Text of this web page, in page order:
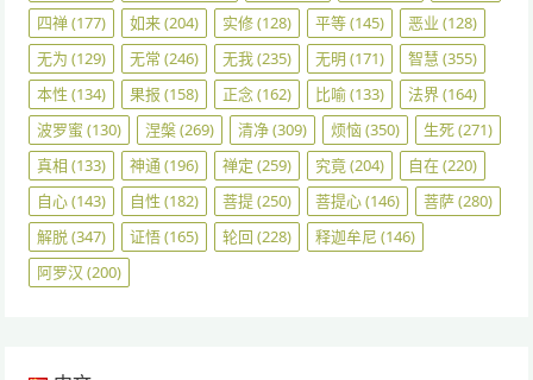
四禅(177) 如来(204) 实修(128) 平等(145) 恶业 (128)
无为 (129) 无常 (246) 无我(235) 无明 (171) 智慧 (355)
本性 (134) 果报 (158) 正念(162) 比喻(133) 法界(164)
波罗蜜 (130) 涅槃(269) 清净(309) 烦恼(350) 生死(271)
真相 (133) 神通 (196) 禅定 (259) 究竟(204) 自在(220)
自心(143) 自性 (182) 菩提(250) 菩提心(146) 菩萨(280)
解脱(347) 证悟(165) 轮回 (228) 释迦牟尼 (146)
阿罗汉 (200)